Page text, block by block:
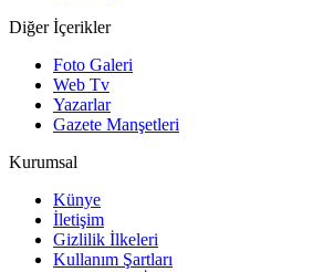
Diğer İçerikler
Foto Galeri
Web Tv
Yazarlar
Gazete Manşetleri
Kurumsal
Künye
İletişim
Gizlilik İlkeleri
Kullanım Şartları